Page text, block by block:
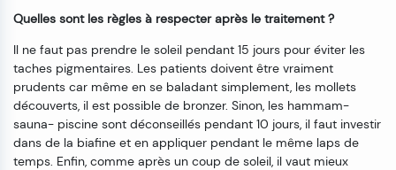
Quelles sont les règles à respecter après le traitement ?
Il ne faut pas prendre le soleil pendant 15 jours pour éviter les
taches pigmentaires. Les patients doivent être vraiment
prudents car même en se baladant simplement, les mollets
découverts, il est possible de bronzer. Sinon, les hammam-
sauna- piscine sont déconseillés pendant 10 jours, il faut investir
dans de la biafine et en appliquer pendant le même laps de
temps. Enfin, comme après un coup de soleil, il vaut mieux